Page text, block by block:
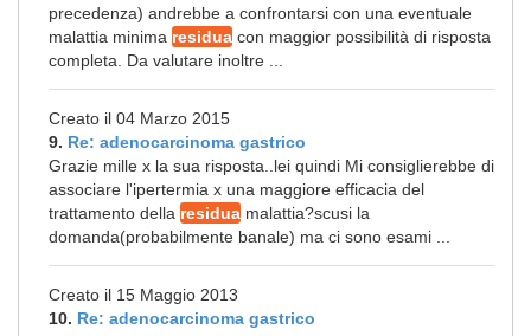
precedenza) andrebbe a confrontarsi con una eventuale
malattia minima residua con maggior possibilità di risposta
completa. Da valutare inoltre ...
Creato il 04 Marzo 2015
9. Re: adenocarcinoma gastrico
Grazie mille x la sua risposta..lei quindi Mi consiglierebbe di
associare l'ipertermia x una maggiore efficacia del
trattamento della residua malattia?scusi la
domanda(probabilmente banale) ma ci sono esami ...
Creato il 15 Maggio 2013
10. Re: adenocarcinoma gastrico